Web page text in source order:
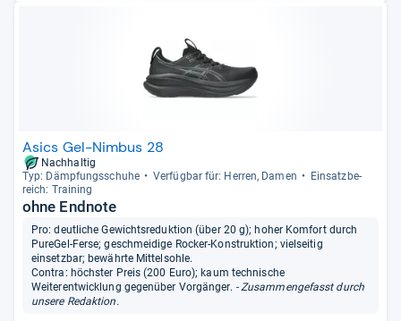
Asics Gel-Nimbus 28
Nachhaltig
Typ: Dämp­fungs­schuhe
Ver­füg­bar für: Her­ren, Damen
Ein­satz­be­
reich: Trai­ning
ohne Endnote
Pro: deutliche Gewichtsreduktion (über 20 g); hoher Komfort durch
PureGel-Ferse; geschmeidige Rocker-Konstruktion; vielseitig
einsetzbar; bewährte Mittelsohle.
Contra: höchster Preis (200 Euro); kaum technische
Weiterentwicklung gegenüber Vorgänger. - Zusammengefasst durch
unsere Redaktion.